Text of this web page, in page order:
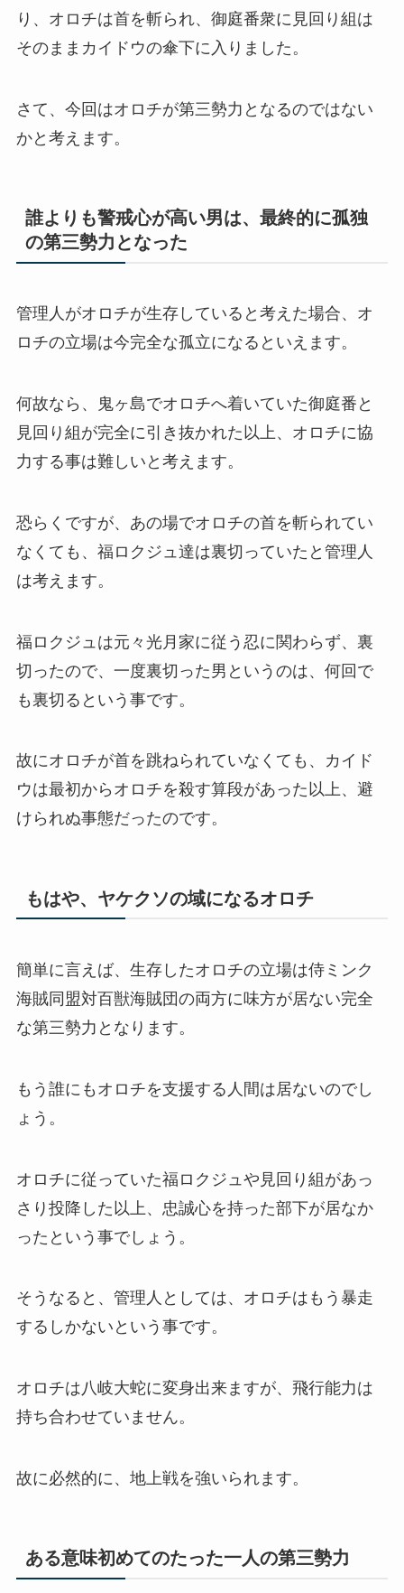
り、オロチは首を斬られ、御庭番衆に見回り組は
そのままカイドウの傘下に入りました。
さて、今回はオロチが第三勢力となるのではない
かと考えます。
誰よりも警戒心が高い男は、最終的に孤独
の第三勢力となった
管理人がオロチが生存していると考えた場合、オ
ロチの立場は今完全な孤立になるといえます。
何故なら、鬼ヶ島でオロチへ着いていた御庭番と
見回り組が完全に引き抜かれた以上、オロチに協
力する事は難しいと考えます。
恐らくですが、あの場でオロチの首を斬られてい
なくても、福ロクジュ達は裏切っていたと管理人
は考えます。
福ロクジュは元々光月家に従う忍に関わらず、裏
切ったので、一度裏切った男というのは、何回で
も裏切るという事です。
故にオロチが首を跳ねられていなくても、カイド
ウは最初からオロチを殺す算段があった以上、避
けられぬ事態だったのです。
もはや、ヤケクソの域になるオロチ
簡単に言えば、生存したオロチの立場は侍ミンク
海賊同盟対百獣海賊団の両方に味方が居ない完全
な第三勢力となります。
もう誰にもオロチを支援する人間は居ないのでし
ょう。
オロチに従っていた福ロクジュや見回り組があっ
さり投降した以上、忠誠心を持った部下が居なか
ったという事でしょう。
そうなると、管理人としては、オロチはもう暴走
するしかないという事です。
オロチは八岐大蛇に変身出来ますが、飛行能力は
持ち合わせていません。
故に必然的に、地上戦を強いられます。
ある意味初めてのたった一人の第三勢力